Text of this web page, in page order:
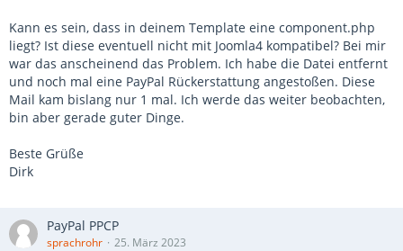
Kann es sein, dass in deinem Template eine component.php
liegt? Ist diese eventuell nicht mit Joomla4 kompatibel? Bei mir
war das anscheinend das Problem. Ich habe die Datei entfernt
und noch mal eine PayPal Rückerstattung angestoßen. Diese
Mail kam bislang nur 1 mal. Ich werde das weiter beobachten,
bin aber gerade guter Dinge.
Beste Grüße
Dirk
PayPal PPCP
sprachrohr 25. März 2023